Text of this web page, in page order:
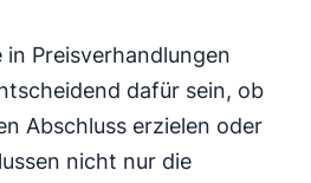
in Preisverhandlungen
dafür sein, ob
Abschluss erzielen oder
nicht nur die